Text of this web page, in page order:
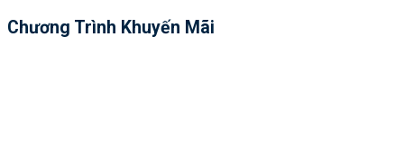
Chương Trình Khuyến Mãi